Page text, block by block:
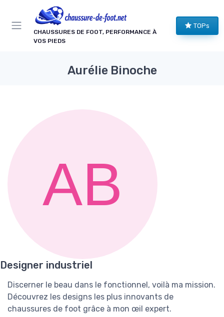
CHAUSSURES DE FOOT, PERFORMANCE À
VOS PIEDS
TOPs
Aurélie Binoche
Designer industriel
Discerner le beau dans le fonctionnel, voilà ma mission.
Découvrez les designs les plus innovants de
chaussures de foot grâce à mon œil expert.
Panneau de gestion des cookies